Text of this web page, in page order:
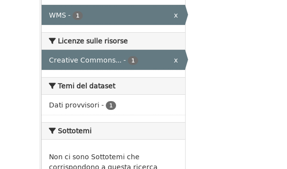
WMS - 1 x
Licenze sulle risorse
Creative Commons... - 1 x
Temi del dataset
Dati provvisori - 1
Sottotemi
Non ci sono Sottotemi che
corrispondono a questa ricerca